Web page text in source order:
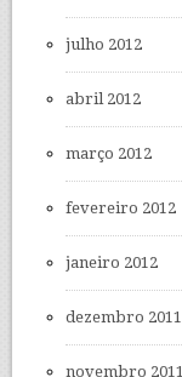
julho 2012
abril 2012
março 2012
fevereiro 2012
janeiro 2012
dezembro 2011
novembro 2011